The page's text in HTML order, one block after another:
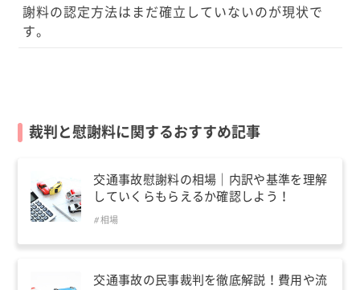
謝料の認定方法はまだ確立していないのが現状で
す。
裁判と慰謝料に関するおすすめ記事
交通事故慰謝料の相場｜内訳や基準を理解
していくらもらえるか確認しよう！
相場
交通事故の民事裁判を徹底解説！費用や流